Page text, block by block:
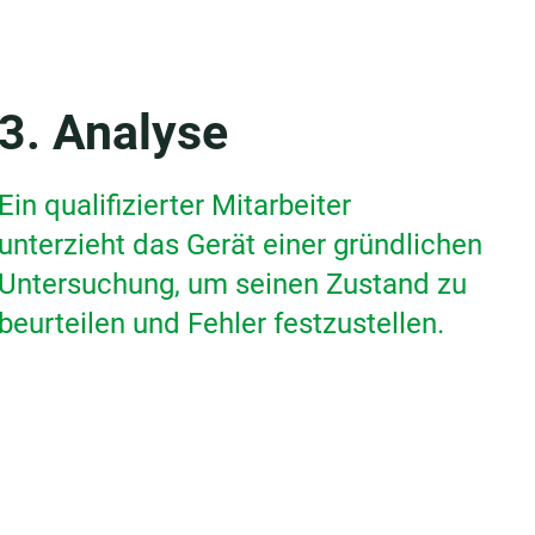
Analyse
qualifizierter Mitarbeiter
das Gerät einer gründlichen
um seinen Zustand zu
und Fehler festzustellen.